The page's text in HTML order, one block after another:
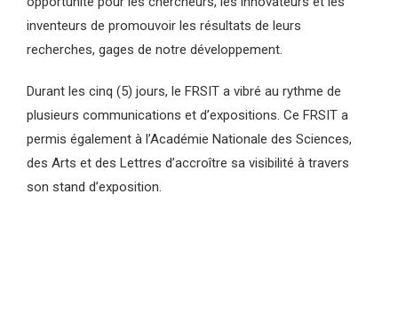
inventeurs de promouvoir les résultats de leurs
recherches, gages de notre développement.
Durant les cinq (5) jours, le FRSIT a vibré au rythme de
plusieurs communications et d’expositions. Ce FRSIT a
permis également à l’Académie Nationale des Sciences,
des Arts et des Lettres d’accroître sa visibilité à travers
son stand d’exposition.